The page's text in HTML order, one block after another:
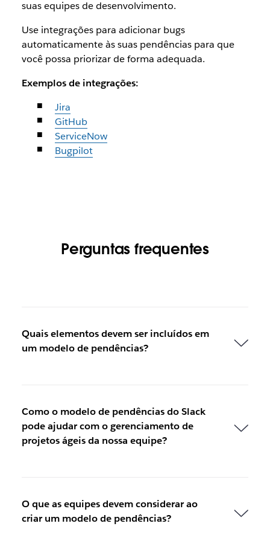
suas equipes de desenvolvimento.
Use integrações para adicionar bugs
automaticamente às suas pendências para que
você possa priorizar de forma adequada.
Exemplos de integrações:
Jira
GitHub
ServiceNow
Bugpilot
Perguntas frequentes
Quais elementos devem ser incluídos em
um modelo de pendências?
Como o modelo de pendências do Slack
pode ajudar com o gerenciamento de
projetos ágeis da nossa equipe?
O que as equipes devem considerar ao
criar um modelo de pendências?